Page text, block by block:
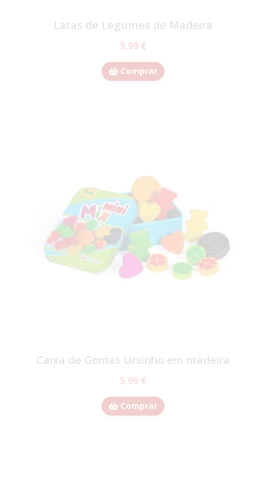
Latas de Legumes de Madeira
5,99 €
Comprar
Caixa de Gomas Ursinho em madeira
5,99 €
Comprar